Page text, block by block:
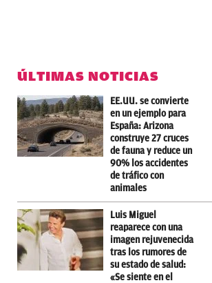
ÚLTIMAS NOTICIAS
EE.UU. se convierte
en un ejemplo para
España: Arizona
construye 27 cruces
de fauna y reduce un
90% los accidentes
de tráfico con
animales
Luis Miguel
reaparece con una
imagen rejuvenecida
tras los rumores de
su estado de salud:
«Se siente en el